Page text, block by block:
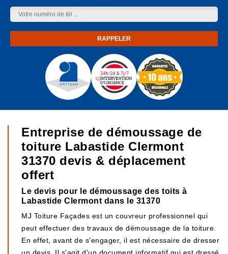
Entreprise de démoussage de
toiture Labastide Clermont
31370 devis & déplacement
offert
Le devis pour le démoussage des toits à
Labastide Clermont dans le 31370
MJ Toiture Façades est un couvreur professionnel qui
peut effectuer des travaux de démoussage de la toiture.
En effet, avant de s'engager, il est nécessaire de dresser